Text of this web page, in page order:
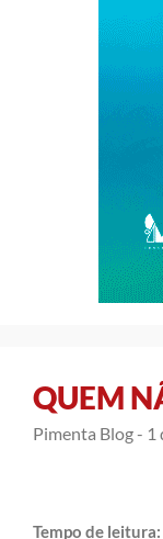
QUEM
Pimenta Blog - 1
Tempo de leitura: